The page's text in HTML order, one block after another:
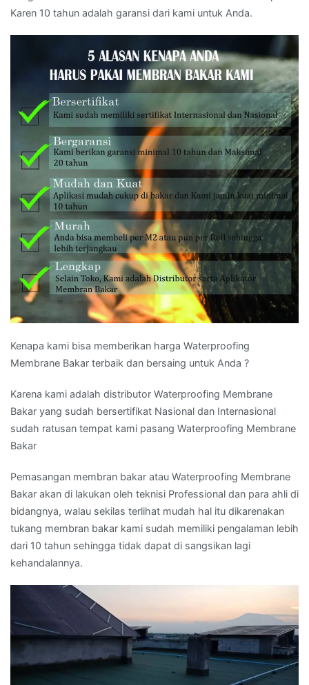
Karen 10 tahun adalah garansi dari kami untuk Anda.
Kenapa kami bisa memberikan harga Waterproofing
Membrane Bakar terbaik dan bersaing untuk Anda ?
Karena kami adalah distributor Waterproofing Membrane
Bakar yang sudah bersertifikat Nasional dan Internasional
sudah ratusan tempat kami pasang Waterproofing Membrane
Bakar
Pemasangan membran bakar atau Waterproofing Membrane
Bakar akan di lakukan oleh teknisi Professional dan para ahli di
bidangnya, walau sekilas terlihat mudah hal itu dikarenakan
tukang membran bakar kami sudah memiliki pengalaman lebih
dari 10 tahun sehingga tidak dapat di sangsikan lagi
kehandalannya.